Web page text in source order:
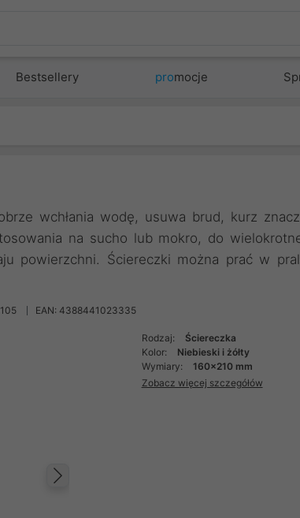
Bestsellery promocje
wchłania wodę, usuwa brud, kurz
na sucho lub mokro, do
powierzchni. Ściereczki można prać w
EAN: 4388441023335
Rodzaj:
Ściereczka
Kolor:
Niebieski i żółty
Wymiary:
160x210 mm
Zobacz więcej szczegółów